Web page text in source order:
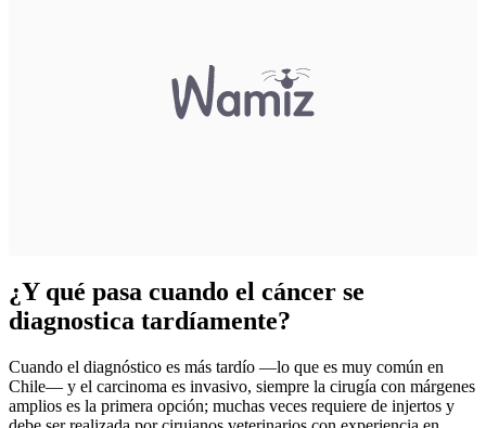
¿Y qué pasa cuando el cáncer se
diagnostica tardíamente?
Cuando el diagnóstico es más tardío —lo que es muy común en
Chile— y el carcinoma es invasivo, siempre la cirugía con márgenes
amplios es la primera opción; muchas veces requiere de injertos y